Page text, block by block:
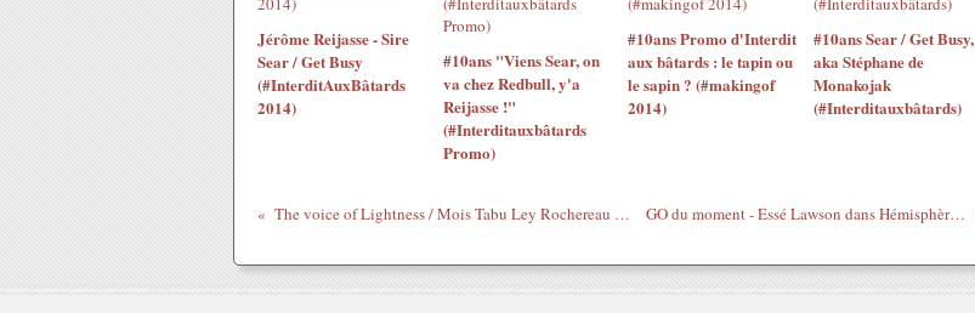
Jérôme Reijasse - Sire
Sear / Get Busy
(#InterditAuxBâtards
2014)
#10ans "Viens Sear, on
va chez Redbull, y'a
Reijasse !"
(#Interditauxbâtards
Promo)
#10ans Promo d'Interdit
aux bâtards : le tapin ou
le sapin ? (#makingof
2014)
#10ans Sear / Get Busy,
aka Stéphane de
Monakojak
(#Interditauxbâtards)
The voice of Lightness / Mois Tabu Ley Rochereau - (& Afrisa international) Adija GO du moment - Essé Lawson dans Hémisphère nord nouveau clip de Bams